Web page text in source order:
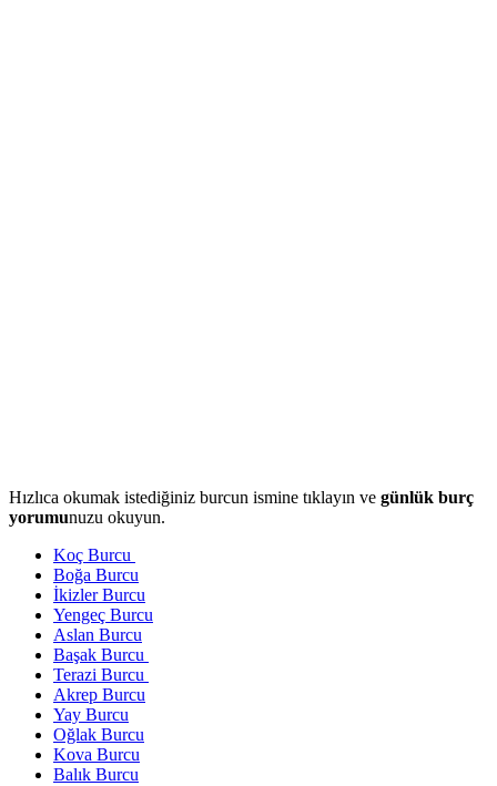
Hızlıca okumak istediğiniz burcun ismine tıklayın ve günlük burç
yorumunuzu okuyun.
Koç Burcu
Boğa Burcu
İkizler Burcu
Yengeç Burcu
Aslan Burcu
Başak Burcu
Terazi Burcu
Akrep Burcu
Yay Burcu
Oğlak Burcu
Kova Burcu
Balık Burcu